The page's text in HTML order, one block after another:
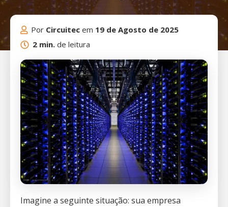
Por Circuitec em 19 de Agosto de 2025
2 min. de leitura
Imagine a seguinte situação: sua empresa